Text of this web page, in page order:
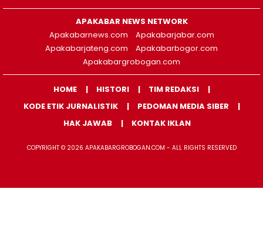
APAKABAR NEWS NETWORK
Apakabarnews.com
Apakabarjabar.com
Apakabarjateng.com
Apakabarbogor.com
Apakabargrobogan.com
HOME HISTORI
TIM REDAKSI
KODE ETIK JURNALISTIK
PEDOMAN MEDIA SIBER
HAK JAWAB
KONTAK IKLAN
COPYRIGHT © 2026 APAKABARGROBOGAN.COM - ALL RIGHTS RESERVED